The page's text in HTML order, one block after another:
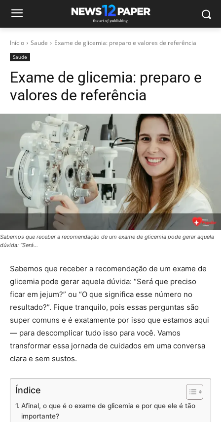
Início Saude Exame de glicemia: preparo e valores de referência
Saude
Exame de glicemia: preparo e
valores de referência
Sabemos que receber a recomendação de um exame de glicemia pode gerar aquela
dúvida: “Será…
Sabemos que receber a recomendação de um exame de
glicemia pode gerar aquela dúvida: “Será que preciso
ficar em jejum?” ou “O que significa esse número no
resultado?”. Fique tranquilo, pois essas perguntas são
super comuns e é exatamente por isso que estamos aqui
— para descomplicar tudo isso para você. Vamos
transformar essa jornada de cuidados em uma conversa
clara e sem sustos.
Índice
Afinal, o que é o exame de glicemia e por que ele é tão
importante?